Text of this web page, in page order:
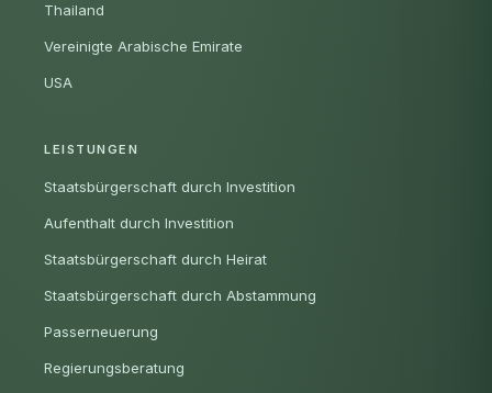
Thailand
Vereinigte Arabische Emirate
USA
LEISTUNGEN
Staatsbürgerschaft durch Investition
Aufenthalt durch Investition
Staatsbürgerschaft durch Heirat
Staatsbürgerschaft durch Abstammung
Passerneuerung
Regierungsberatung